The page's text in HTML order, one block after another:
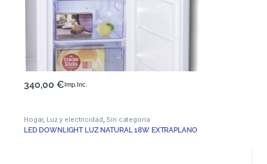
340,00€ Imp. Inc.
Hogar, Luz y electricidad Sin categoria
LED DOWNLIGHT LUZ NATURAL 18W EXTRAPLANO